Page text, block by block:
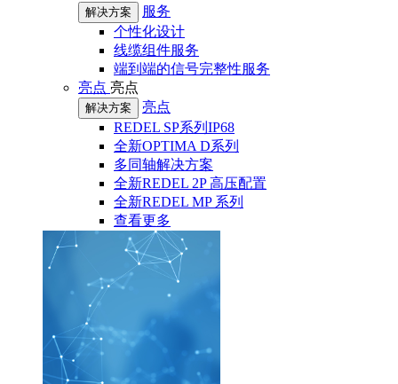
解决方案
服务
个性化设计
线缆组件服务
端到端的信号完整性服务
亮点 亮点
解决方案
亮点
REDEL SP系列IP68
全新OPTIMA D系列
多同轴解决方案
全新REDEL 2P 高压配置
全新REDEL MP 系列
查看更多